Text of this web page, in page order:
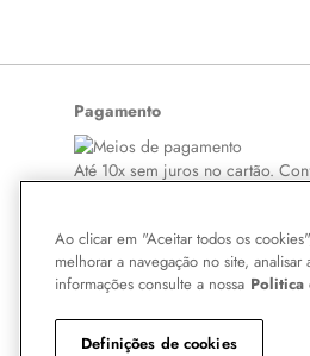
Pagamento
Até 10x sem juros no cartão.
Copyright © 2026
aqui veiculados são de
violação de qualquer direito
Ao clicar em "Aceitar todos os
melhorar a navegação no site,
informações consulte a nossa Politica
Definições de cookies